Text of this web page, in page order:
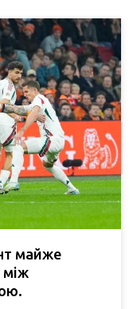
майже
між